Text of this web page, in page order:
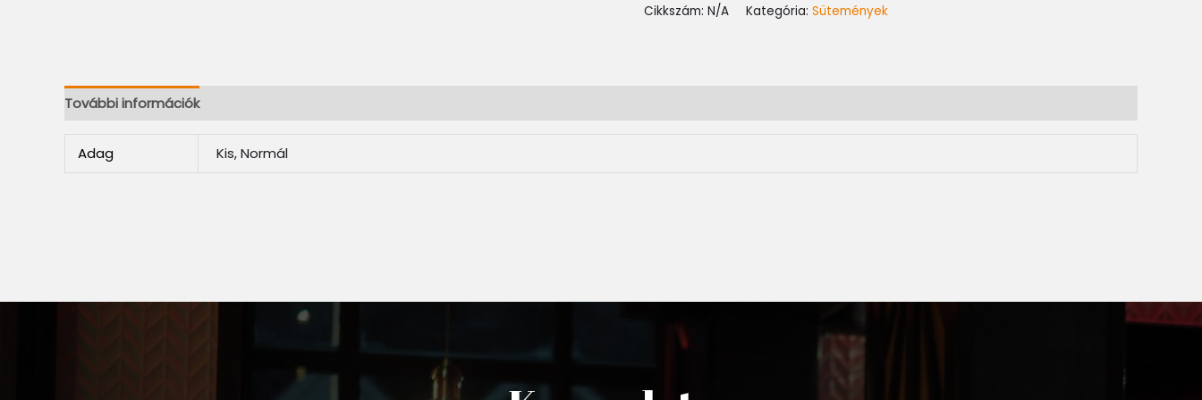
Cikkszám: N/A Kategória: Sütemények
További információk
Adag Kis, Normál